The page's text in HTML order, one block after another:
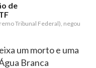
de
Tribunal Federal), negou